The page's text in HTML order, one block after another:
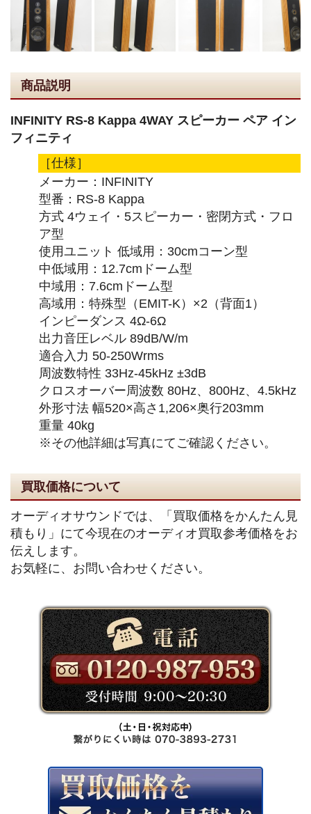
商品説明
INFINITY RS-8 Kappa 4WAY スピーカー ペア イン
フィニティ
［仕様］
メーカー：INFINITY
型番：RS-8 Kappa
方式 4ウェイ・5スピーカー・密閉方式・フロ
ア型
使用ユニット 低域用：30cmコーン型
中低域用：12.7cmドーム型
中域用：7.6cmドーム型
高域用：特殊型（EMIT-K）×2（背面1）
インピーダンス 4Ω-6Ω
出力音圧レベル 89dB/W/m
適合入力 50-250Wrms
周波数特性 33Hz-45kHz ±3dB
クロスオーバー周波数 80Hz、800Hz、4.5kHz
外形寸法 幅520×高さ1,206×奥行203mm
重量 40kg
※その他詳細は写真にてご確認ください。
買取価格について
オーディオサウンドでは、「買取価格をかんたん見
積もり」にて今現在のオーディオ買取参考価格をお
伝えします。
お気軽に、お問い合わせください。